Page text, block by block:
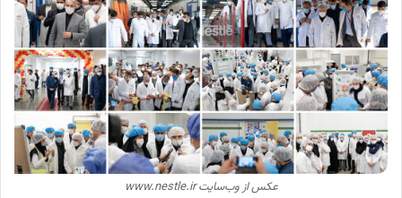
عکس از وب‌سایت www.nestle.ir